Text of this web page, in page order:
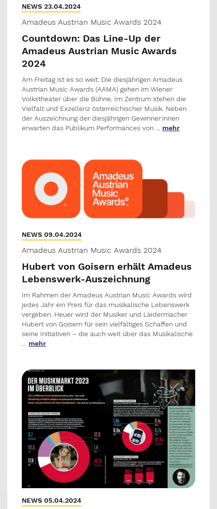
NEWS 23.04.2024
Amadeus Austrian Music Awards 2024
Countdown: Das Line-Up der
Amadeus Austrian Music Awards
2024
Am Freitag ist es so weit: Die diesjährigen Amadeus
Austrian Music Awards (AAMA) gehen im Wiener
Volkstheater über die Bühne. Im Zentrum stehen die
Vielfalt und Exzellenz österreichischer Musik. Neben
der Auszeichnung der diesjährigen Gewinner:innen
erwarten das Publikum Performances von … mehr
NEWS 09.04.2024
Amadeus Austrian Music Awards 2024
Hubert von Goisern erhält Amadeus
Lebenswerk-Auszeichnung
Im Rahmen der Amadeus Austrian Music Awards wird
jedes Jahr ein Preis für das musikalische Lebenswerk
vergeben. Heuer wird der Musiker und Liedermacher
Hubert von Goisern für sein vielfältiges Schaffen und
seine Initiativen – die auch weit über das Musikalische
… mehr
NEWS 05.04.2024